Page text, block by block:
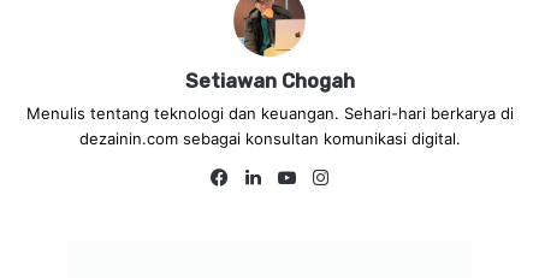
Setiawan Chogah
Menulis tentang teknologi dan keuangan. Sehari-hari berkarya di
dezainin.com sebagai konsultan komunikasi digital.
Fa
Lin
Yo